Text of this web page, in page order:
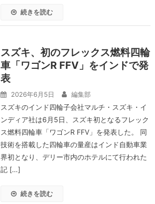
続きを読む
スズキ、初のフレックス燃料四輪
車「ワゴンR FFV」をインドで発
表
2026年6月5日 編集部
スズキのインド四輪子会社マルチ・スズキ・イ
ンディア社は6月5日、スズキ初となるフレック
ス燃料四輪車「ワゴンR FFV」を発表した。 同
技術を搭載した四輪車の量産はインド自動車業
界初となり、デリー市内のホテルにて行われた
記 […]
続きを読む